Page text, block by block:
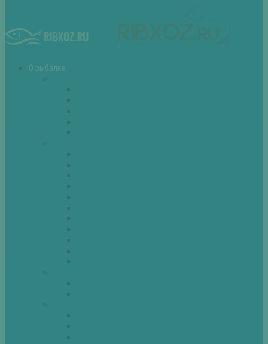
О рыбалке